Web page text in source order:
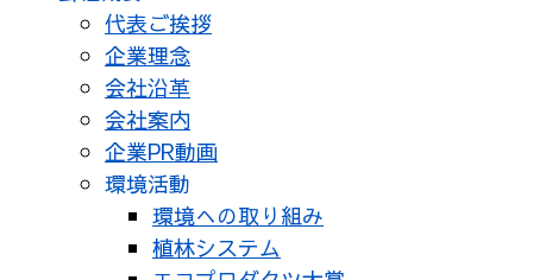
代表ご挨拶
企業理念
会社沿革
会社案内
企業PR動画
環境活動
環境への取り組み
植林システム